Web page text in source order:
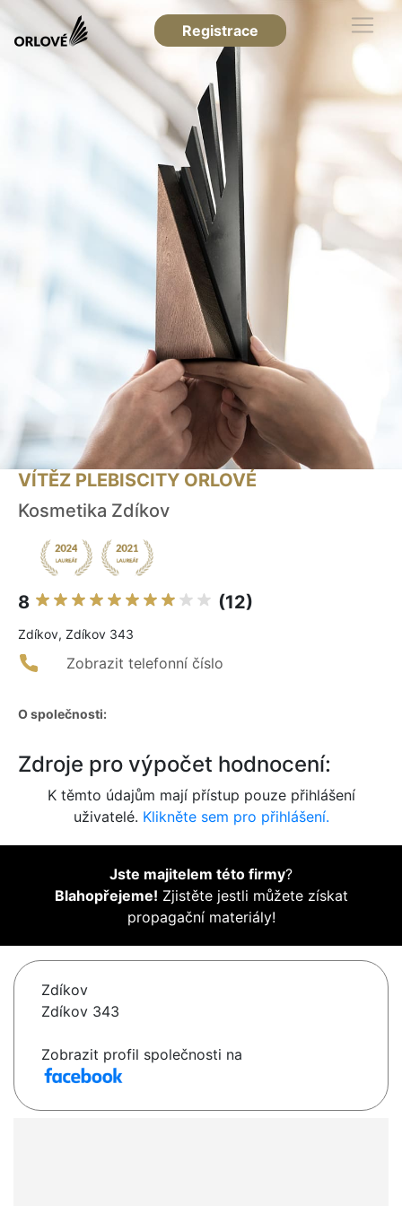
Registrace
VÍTĚZ PLEBISCITY ORLOVÉ
Kosmetika Zdíkov
8 (12)
Zdíkov, Zdíkov 343
Zobrazit telefonní číslo
O společnosti:
Zdroje pro výpočet hodnocení:
K těmto údajům mají přístup pouze přihlášení
uživatelé. Klikněte sem pro přihlášení.
Jste majitelem této firmy?
Blahopřejeme! Zjistěte jestli můžete získat
propagační materiály!
Zdíkov
Zdíkov 343
Zobrazit profil společnosti na